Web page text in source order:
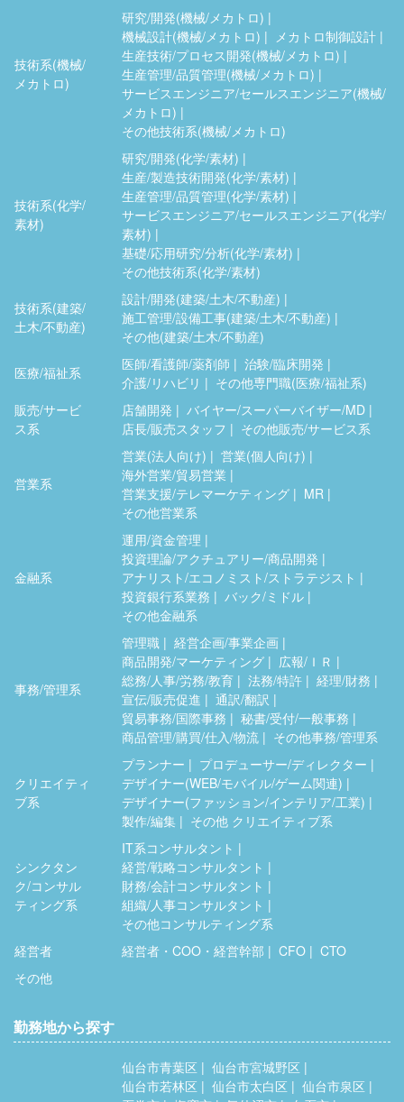
技術系(機械/
メカトロ)
研究/開発(機械/メカトロ)
機械設計(機械/メカトロ)
メカトロ制御設計
生産技術/プロセス開発(機械/メカトロ)
生産管理/品質管理(機械/メカトロ)
サービスエンジニア/セールスエンジニア(機械/
メカトロ)
その他技術系(機械/メカトロ)
技術系(化学/
素材)
研究/開発(化学/素材)
生産/製造技術開発(化学/素材)
生産管理/品質管理(化学/素材)
サービスエンジニア/セールスエンジニア(化学/
素材)
基礎/応用研究/分析(化学/素材)
その他技術系(化学/素材)
技術系(建築/
土木/不動産)
設計/開発(建築/土木/不動産)
施工管理/設備工事(建築/土木/不動産)
その他(建築/土木/不動産)
医療/福祉系
医師/看護師/薬剤師
治験/臨床開発
介護/リハビリ
その他専門職(医療/福祉系)
販売/サービ
ス系
店舗開発
バイヤー/スーパーバイザー/MD
店長/販売スタッフ
その他販売/サービス系
営業系
営業(法人向け)
営業(個人向け)
海外営業/貿易営業
営業支援/テレマーケティング
MR
その他営業系
金融系
運用/資金管理
投資理論/アクチュアリー/商品開発
アナリスト/エコノミスト/ストラテジスト
投資銀行系業務
バック/ミドル
その他金融系
事務/管理系
管理職
経営企画/事業企画
商品開発/マーケティング
広報/ＩＲ
総務/人事/労務/教育
法務/特許
経理/財務
宣伝/販売促進
通訳/翻訳
貿易事務/国際事務
秘書/受付/一般事務
商品管理/購買/仕入/物流
その他事務/管理系
クリエイティ
ブ系
プランナー
プロデューサー/ディレクター
デザイナー(WEB/モバイル/ゲーム関連)
デザイナー(ファッション/インテリア/工業)
製作/編集
その他 クリエイティブ系
シンクタン
ク/コンサル
ティング系
IT系コンサルタント
経営/戦略コンサルタント
財務/会計コンサルタント
組織/人事コンサルタント
その他コンサルティング系
経営者
経営者・COO・経営幹部 CFO
CTO
その他
勤務地から探す
仙台市青葉区
仙台市宮城野区
仙台市若林区
仙台市太白区
仙台市泉区